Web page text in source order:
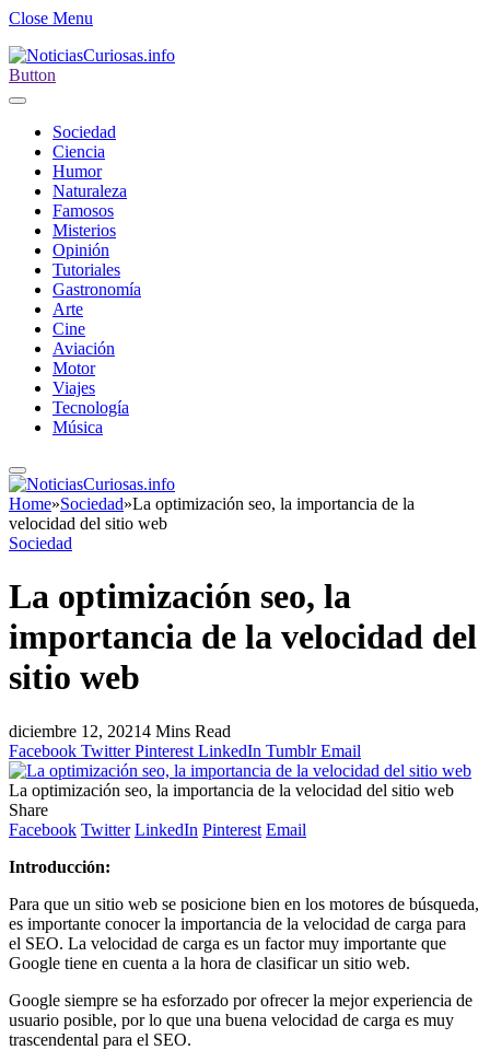
Close Menu
Button
Sociedad
Ciencia
Humor
Naturaleza
Famosos
Misterios
Opinión
Tutoriales
Gastronomía
Arte
Cine
Aviación
Motor
Viajes
Tecnología
Música
Home»Sociedad»La optimización seo, la importancia de la
velocidad del sitio web
Sociedad
La optimización seo, la
importancia de la velocidad del
sitio web
diciembre 12, 20214 Mins Read
Facebook Twitter Pinterest LinkedIn Tumblr Email
La optimización seo, la importancia de la velocidad del sitio web
Share
Facebook Twitter LinkedIn Pinterest Email
Introducción:
Para que un sitio web se posicione bien en los motores de búsqueda,
es importante conocer la importancia de la velocidad de carga para
el SEO. La velocidad de carga es un factor muy importante que
Google tiene en cuenta a la hora de clasificar un sitio web.
Google siempre se ha esforzado por ofrecer la mejor experiencia de
usuario posible, por lo que una buena velocidad de carga es muy
trascendental para el SEO.